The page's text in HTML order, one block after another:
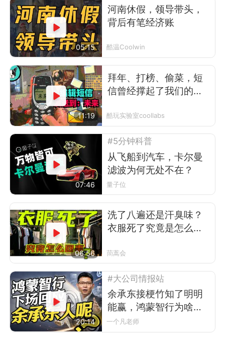
05:15
河南休假，领导带头，
背后有笔经济账
酷温Coolwin
11:19
拜年、打榜、偷菜，短
信曾经撑起了我们的前
酷玩实验室coollabs
07:46
#5分钟科普
从飞船到汽车，卡尔曼
滤波为何无处不在？
量子位
06:56
洗了八遍还是汗臭味？
衣服死了究竟是怎么回
茼蒿会
20:14
#大公司情报站
余承东接梗竹知了明明
能赢，鸿蒙智行为啥不
让？
一个凡老师